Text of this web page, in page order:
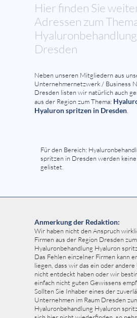
Hier finden Sie
Adressen zum
Dresden
Neben unseren Mitgliedern aus
Unternehmernetzwerk / Business
Dresden listen wir natürlich auch
aus der Region zum Thema:
Hyaluron spritzen in Dresden.
Für den Bereich:
spritzen in Dresden werden
gelistet.
Anmerkung der Redaktion:
Wir haben nicht den Anspruch
Firmen aus der Region Dresden
Hyaluronbehandlung Hyaluron
Das Fehlen einzelner Firmen kann
liegen, dass wir das ein oder
nicht entdeckt haben oder wir
einfach nicht guten Gewissens
Sollten Sie Inhaber eines der
Unternehmen im Raum Dresden
Hyaluronbehandlung Hyaluron